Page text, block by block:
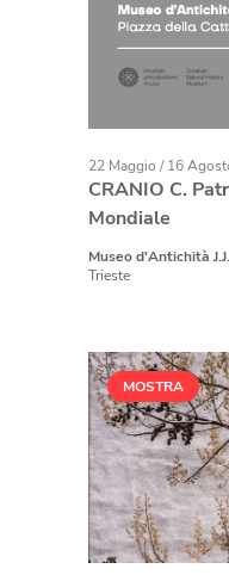
CRANIO C.
Mondiale
22 Maggio /16
Museo d'Antichità
Trieste
MOSTRA